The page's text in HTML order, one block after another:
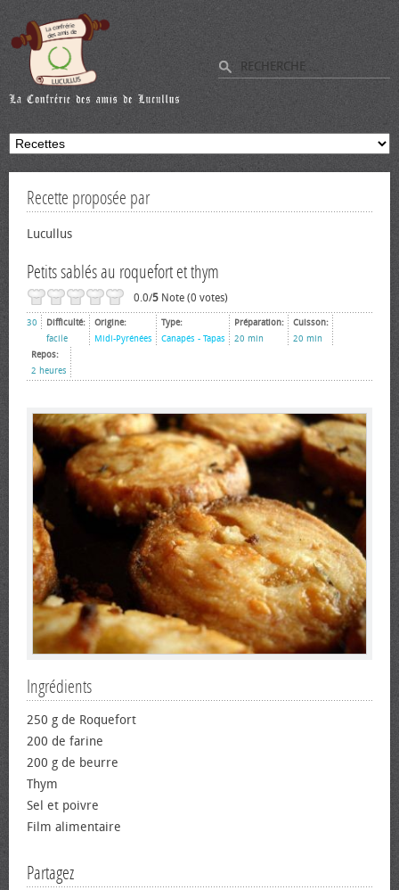
Recette proposée par
Lucullus
Petits sablés au roquefort et thym
0.0/5 Note (0 votes)
30
Difficulté:
facile
Origine:
Midi-Pyrénées
Type:
Canapés - Tapas
Préparation:
20 min
Cuisson:
20 min
Repos:
2 heures
Ingrédients
250 g de Roquefort
200 de farine
200 g de beurre
Thym
Sel et poivre
Film alimentaire
Partagez